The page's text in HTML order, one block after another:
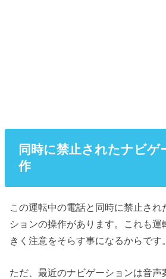
同時に禁止されたナビゲ
作
この運転中の電話と同時に禁止され
ションの操作があります。これも運
きく注意をそらす事になるからです。
ただ、最近のナビゲーションは音声